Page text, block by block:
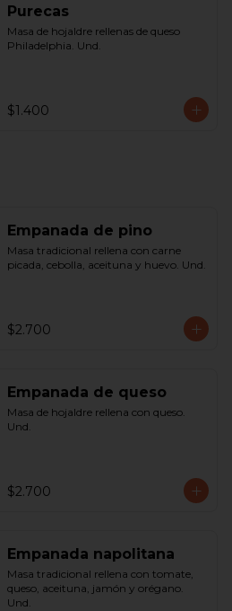
Purecas
Masa de hojaldre rellenas de queso
Philadelphia. Und.
$1.400
Empanada de pino
Masa tradicional rellena con carne
picada, cebolla, aceituna y huevo. Und.
$2.700
Empanada de queso
Masa de hojaldre rellena con queso.
Und.
$2.700
Empanada napolitana
Masa tradicional rellena con tomate,
queso, aceituna, jamón y orégano.
Und.